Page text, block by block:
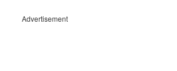
Advertisement